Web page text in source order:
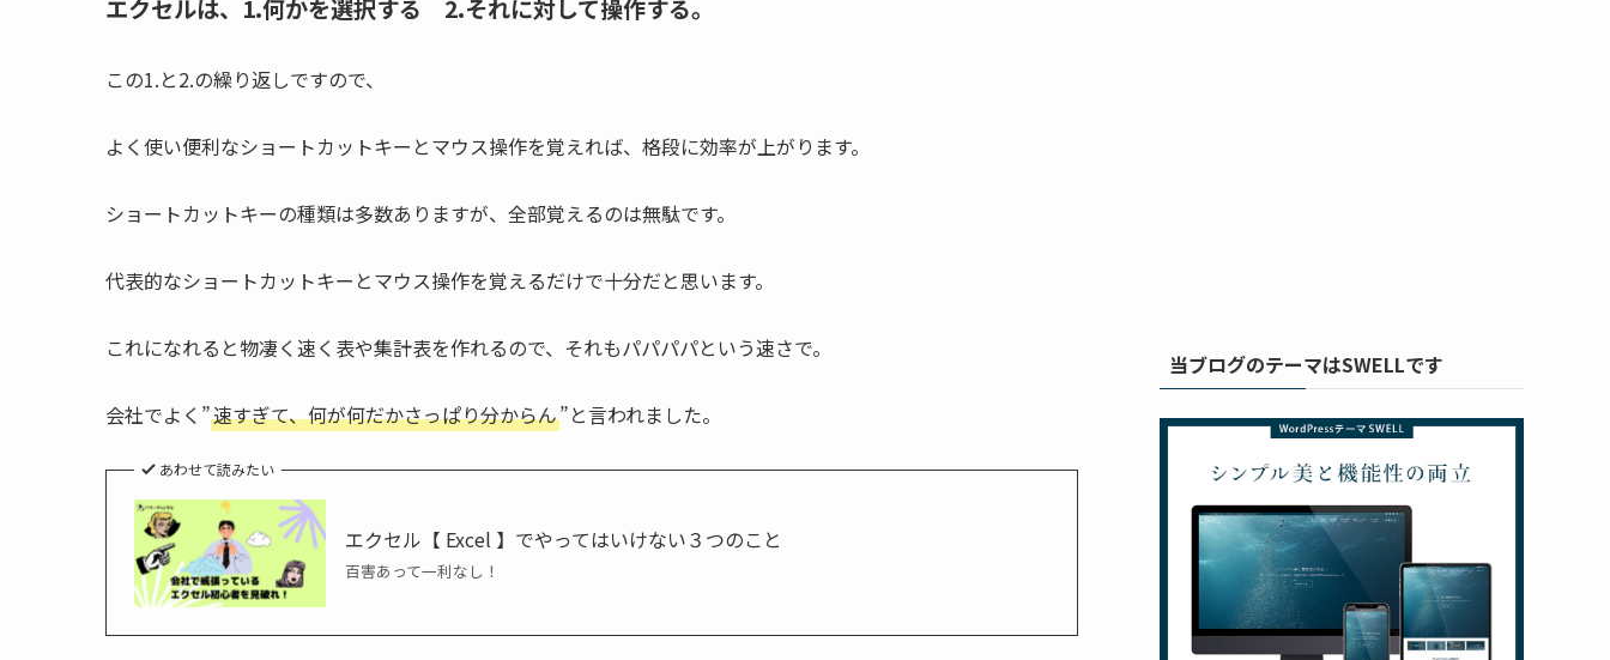
エクセルは、1.何かを選択する 2.それに対して操作する。
この1.と2.の繰り返しですので、
よく使い便利なショートカットキーとマウス操作を覚えれば、格段に効率が上がります。
ショートカットキーの種類は多数ありますが、全部覚えるのは無駄です。
代表的なショートカットキーとマウス操作を覚えるだけで十分だと思います。
これになれると物凄く速く表や集計表を作れるので、それもパパパパという速さで。
会社でよく”速すぎて、何が何だかさっぱり分からん”と言われました。
あわせて読みたい
エクセル【 Excel 】でやってはいけない３つのこと
百害あって一利なし！
当ブログのテーマはSWELLです